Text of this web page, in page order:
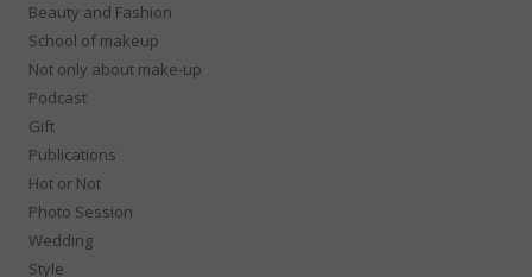
Beauty and Fashion
School of makeup
Not only about make-up
Podcast
Gift
Publications
Hot or Not
Photo Session
Wedding
Style